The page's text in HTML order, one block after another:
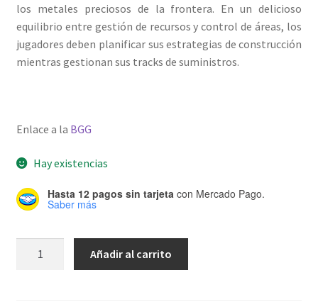
los metales preciosos de la frontera. En un delicioso
equilibrio entre gestión de recursos y control de áreas, los
jugadores deben planificar sus estrategias de construcción
mientras gestionan sus tracks de suministros.
Enlace a la BGG
Hay existencias
Hasta 12 pagos sin tarjetacon Mercado Pago.
Saber más
Añadir al carrito